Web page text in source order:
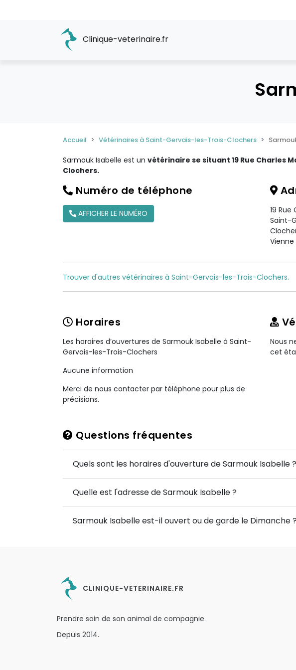
Clinique-veterinaire.fr
Accueil Vétérinaires à Saint-Gervais-les-Trois-Clochers
Sarmouk Isabelle est un vétérinaire se situant 19 Rue Charles
Clochers.
Numéro de téléphone
AFFICHER LE NUMÉRO
19
Saint-
Vienne
Trouver d'autres vétérinaires à Saint-Gervais-les-Trois-Clochers.
Horaires
Les horaires d’ouvertures de Sarmouk Isabelle à Saint-
Gervais-les-Trois-Clochers
Aucune information
Merci de nous contacter par téléphone pour plus de
précisions.
Nous
cet
Questions fréquentes
Quels sont les horaires d'ouverture de Sarmouk Isabelle ?
Quelle est l'adresse de Sarmouk Isabelle ?
Sarmouk Isabelle est-il ouvert ou de garde le Dimanche ?
CLINIQUE-VETERINAIRE.FR
Prendre soin de son animal de compagnie.
Depuis 2014.